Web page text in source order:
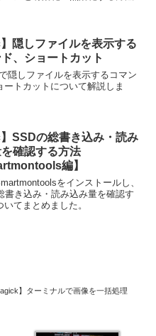
】隠しファイルを表示する
、ショートカット
隠しファイルを表示するコマン
ートカットについて解説しま
】SSDの総書き込み・読み
確認する方法
編】
をインストールし、
書き込み・読み込み量を確認す
いてまとめました。
】ターミナルで画像を一括処理